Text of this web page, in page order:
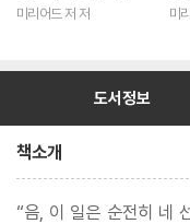
미리어드 저 저 미
도서정보
책소개
“음, 이 일은 순전히 네